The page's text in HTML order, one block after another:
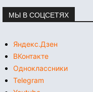
МЫ В СОЦСЕТЯХ
Яндекс.Дзен
ВКонтакте
Одноклассники
Telegram